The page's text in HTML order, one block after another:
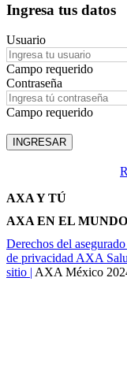
Ingresa tus datos
Usuario
Campo requerido
Contraseña
Campo requerido
AXA Y TÚ
AXA EN EL MUNDO
Derechos del asegurado
de privacidad AXA
sitio | AXA México